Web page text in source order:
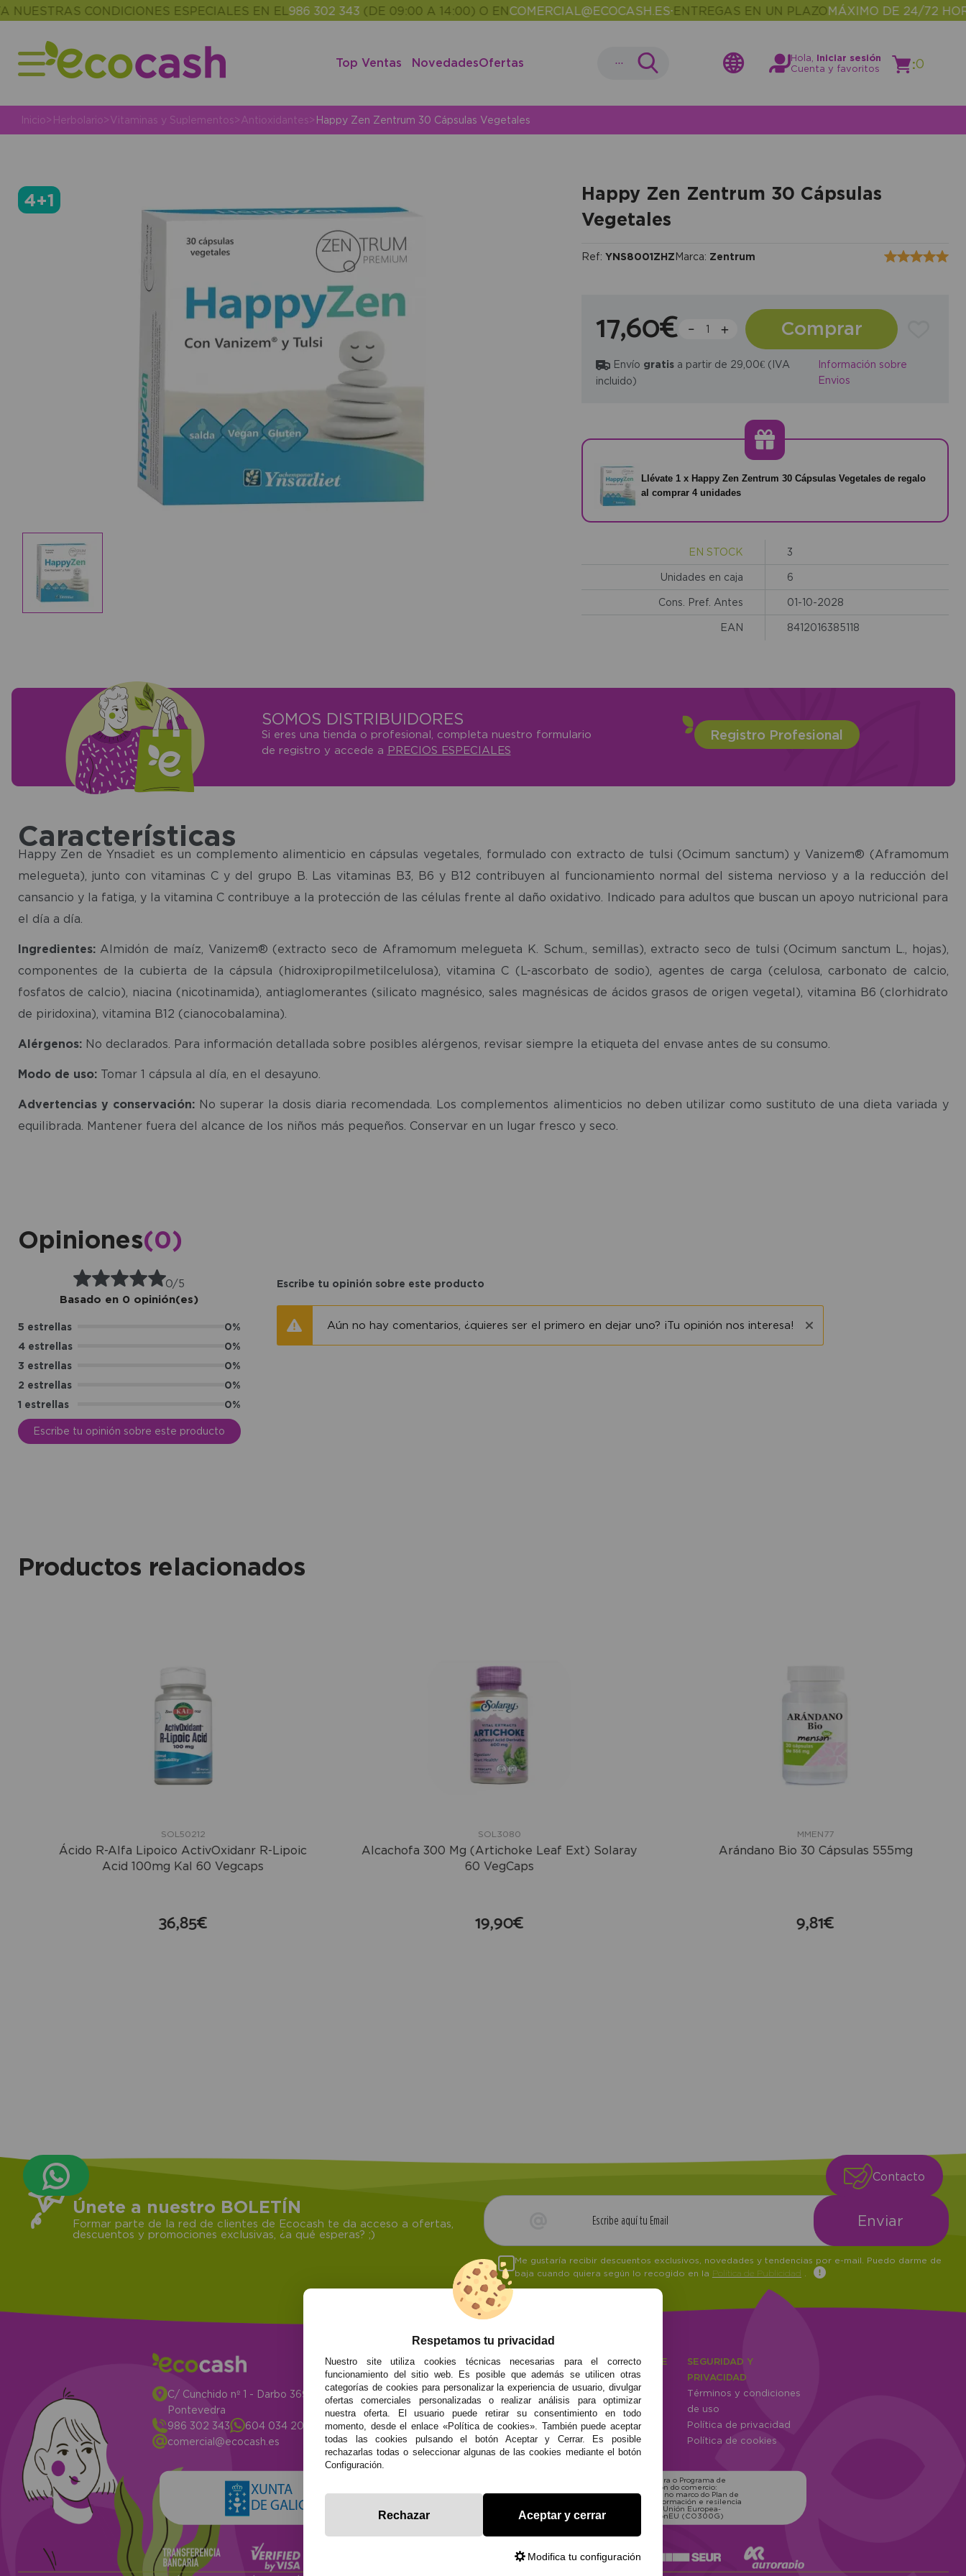
CONDICIONES ESPECIALES EN EL 986 302 343 (DE 09:00 A 14:00) O ENCOMERCIAL@ECOCASH.ES •ENTREGAS EN UN PLAZOMÁXIMO DE 24/72 HORAS •
Top Ventas NovedadesOfertas ... Hola,
Iniciar sesión
Cuenta y favoritos
:0
Inicio> Herbolario> Vitaminas y Suplementos> Antioxidantes> Happy Zen Zentrum 30 Cápsulas Vegetales
4+1
Happy Zen Zentrum 30 Cápsulas
Vegetales
Ref: YNS8001ZHZ Marca: Zentrum
17,60€ Comprar
Envío gratisa partir de 29,00€ (IVA
incluido)
Información sobre
Envios
Llévate 1 x Happy Zen Zentrum 30 Cápsulas Vegetales de regalo
al comprar 4 unidades
EN STOCK 3
Unidades en caja 6
Cons. Pref. Antes 01-10-2028
EAN 8412016385118
SOMOS DISTRIBUIDORES
Si eres una tienda o profesional, completa nuestro formulario
de registro y accede a PRECIOS ESPECIALES
Registro Profesional
Características
Happy Zen de Ynsadiet es un complemento alimenticio en cápsulas vegetales, formulado con extracto de tulsi (Ocimum sanctum) y Vanizem® (Aframomum
melegueta), junto con vitaminas C y del grupo B. Las vitaminas B3, B6 y B12 contribuyen al funcionamiento normal del sistema nervioso y a la reducción del
cansancio y la fatiga, y la vitamina C contribuye a la protección de las células frente al daño oxidativo. Indicado para adultos que buscan un apoyo nutricional para
el día a día.
Ingredientes:Almidón de maíz, Vanizem® (extracto seco de Aframomum melegueta K. Schum., semillas), extracto seco de tulsi (Ocimum sanctum L., hojas),
componentes de la cubierta de la cápsula (hidroxipropilmetilcelulosa), vitamina C (L-ascorbato de sodio), agentes de carga (celulosa, carbonato de calcio,
fosfatos de calcio), niacina (nicotinamida), antiaglomerantes (silicato magnésico, sales magnésicas de ácidos grasos de origen vegetal), vitamina B6 (clorhidrato
de piridoxina), vitamina B12 (cianocobalamina).
Alérgenos:No declarados. Para información detallada sobre posibles alérgenos, revisar siempre la etiqueta del envase antes de su consumo.
Modo de uso:Tomar 1 cápsula al día, en el desayuno.
Advertencias y conservación:No superar la dosis diaria recomendada. Los complementos alimenticios no deben utilizar como sustituto de una dieta variada y
equilibrada. Mantener fuera del alcance de los niños más pequeños. Conservar en un lugar fresco y seco.
Opiniones(0)
0/5
Basado en 0 opinión(es)
5 estrellas
0%
4 estrellas
0%
3 estrellas
0%
2 estrellas
0%
1 estrellas
0%
Escribe tu opinión sobre este producto
Escribe tu opinión sobre este producto
Aún no hay comentarios, ¿quieres ser el primero en dejar uno? ¡Tu opinión nos interesa!
Productos relacionados
SOL50212
Ácido R-Alfa Lipoico ActivOxidanr R-Lipoic
Acid 100mg Kal 60 Vegcaps
36,85€
SOL3080
Alcachofa 300 Mg (Artichoke Leaf Ext) Solaray
60 VegCaps
19,90€
MMEN77
Arándano Bio 30 Cápsulas 555mg
9,81€
Únete a nuestro BOLETÍN
Formar parte de la red de clientes de Ecocash te da acceso a ofertas,
descuentos y promociones exclusivas, ¿a qué esperas? ;)
Me gustaría recibir descuentos exclusivos, novedades y tendencias por e-mail. Puedo darme de
baja cuando quiera según lo recogido en la Política de Publicidad
C/ Cunchido nº 1 - Darbo 36940 Cangas
Pontevedra
986 302 343
604 034 204
comercial@ecocash.es
NOSOTROS
Quiénes somos
Info
ATENCIÓN AL CLIENTE
Envíos y devoluciones
Formas de pago
Preguntas Frecuentes
Contacto
SEGURIDAD Y
PRIVACIDAD
Términos y condiciones
de uso
Política de privacidad
Política de cookies
XUNTA
DE GALICIA
Unión Europea
Subvencións para o Programa de
modernización do comercio:
Fondo Tecnolóxico, no marco do Plan de
recuperación, transformación e resilencia
finaciado pola Unión Europea-
NextGenerationEU (CO300G)
Contacto
Respetamos tu privacidad
Nuestro site utiliza cookies técnicas necesarias para el correcto
funcionamiento del sitio web. Es posible que además se utilicen otras
categorías de cookies para personalizar la experiencia de usuario, divulgar
ofertas comerciales personalizadas o realizar análisis para optimizar
nuestra oferta. El usuario puede retirar su consentimiento en todo
momento, desde el enlace «Política de cookies». También puede aceptar
todas las cookies pulsando el botón Aceptar y Cerrar. Es posible
rechazarlas todas o seleccionar algunas de las cookies mediante el botón
Configuración.
Rechazar Aceptar y cerrar
Modifica tu configuración